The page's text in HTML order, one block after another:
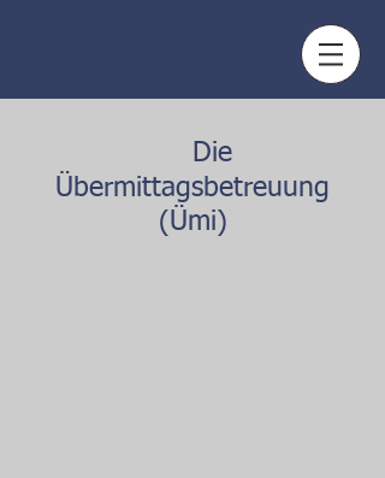
Die
Übermittagsbetreuung
(Ümi)